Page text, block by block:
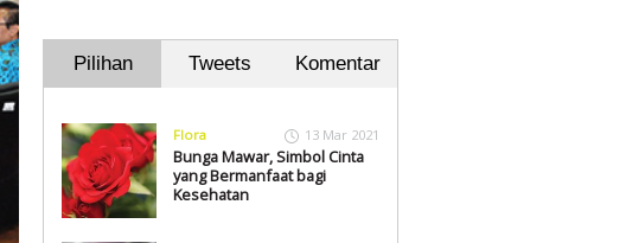
Pilihan Tweets Komentar
Flora 13 Mar 2021
Bunga Mawar, Simbol Cinta
yang Bermanfaat bagi
Kesehatan